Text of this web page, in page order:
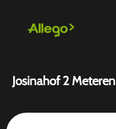
Josinahof 2 Meteren